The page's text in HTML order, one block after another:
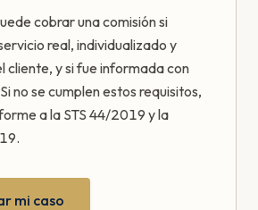
cobrar una comisión si
real, individualizado y
cliente, y si fue informada con
no se cumplen estos requisitos,
a la STS 44/2019 y la
mi caso